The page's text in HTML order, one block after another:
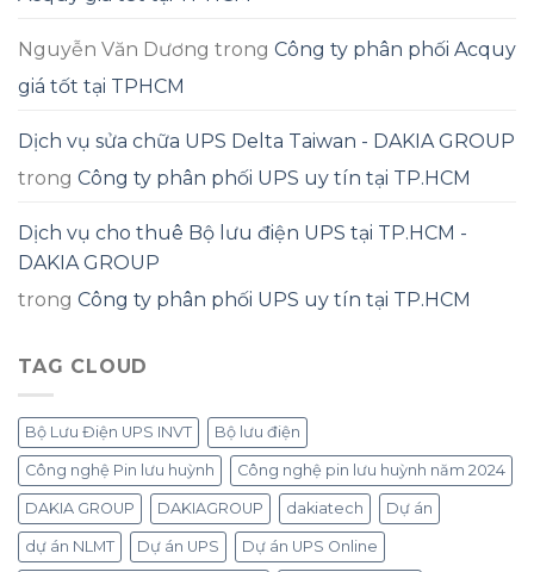
Nguyễn Văn Dương trong Công ty phân phối Acquy
giá tốt tại TPHCM
Dịch vụ sửa chữa UPS Delta Taiwan - DAKIA GROUP
trong Công ty phân phối UPS uy tín tại TP.HCM
Dịch vụ cho thuê Bộ lưu điện UPS tại TP.HCM -
DAKIA GROUP
trong Công ty phân phối UPS uy tín tại TP.HCM
TAG CLOUD
Bộ Lưu Điện UPS INVT Bộ lưu điện
Công nghệ Pin lưu huỳnh Công nghệ pin lưu huỳnh năm 2024
DAKIA GROUP DAKIAGROUP dakiatech Dự án
dự án NLMT Dự án UPS Dự án UPS Online